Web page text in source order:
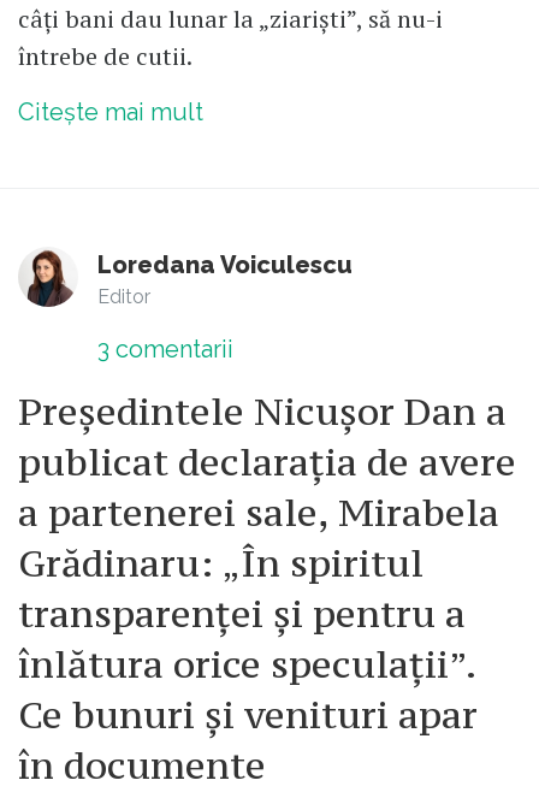
câți bani dau lunar la „ziariști”, să nu-i
întrebe de cutii.
Citește mai mult
Loredana Voiculescu
Editor
3 comentarii
Președintele Nicușor Dan a
publicat declarația de avere
a partenerei sale, Mirabela
Grădinaru: „În spiritul
transparenței și pentru a
înlătura orice speculații”.
Ce bunuri și venituri apar
în documente